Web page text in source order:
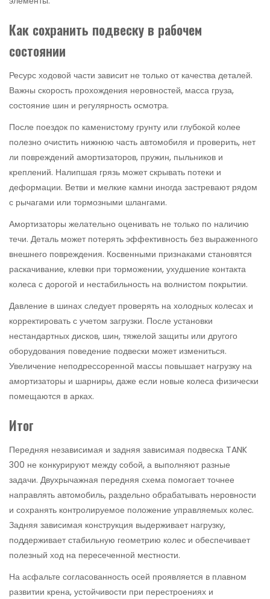
Как сохранить подвеску в рабочем
состоянии
Ресурс ходовой части зависит не только от качества деталей.
Важны скорость прохождения неровностей, масса груза,
состояние шин и регулярность осмотра.
После поездок по каменистому грунту или глубокой колее
полезно очистить нижнюю часть автомобиля и проверить, нет
ли повреждений амортизаторов, пружин, пыльников и
креплений. Налипшая грязь может скрывать потеки и
деформации. Ветви и мелкие камни иногда застревают рядом
с рычагами или тормозными шлангами.
Амортизаторы желательно оценивать не только по наличию
течи. Деталь может потерять эффективность без выраженного
внешнего повреждения. Косвенными признаками становятся
раскачивание, клевки при торможении, ухудшение контакта
колеса с дорогой и нестабильность на волнистом покрытии.
Давление в шинах следует проверять на холодных колесах и
корректировать с учетом загрузки. После установки
нестандартных дисков, шин, тяжелой защиты или другого
оборудования поведение подвески может измениться.
Увеличение неподрессоренной массы повышает нагрузку на
амортизаторы и шарниры, даже если новые колеса физически
помещаются в арках.
Итог
Передняя независимая и задняя зависимая подвеска TANK
300 не конкурируют между собой, а выполняют разные
задачи. Двухрычажная передняя схема помогает точнее
направлять автомобиль, раздельно обрабатывать неровности
и сохранять контролируемое положение управляемых колес.
Задняя зависимая конструкция выдерживает нагрузку,
поддерживает стабильную геометрию колес и обеспечивает
полезный ход на пересеченной местности.
На асфальте согласованность осей проявляется в плавном
развитии крена, устойчивости при перестроениях и